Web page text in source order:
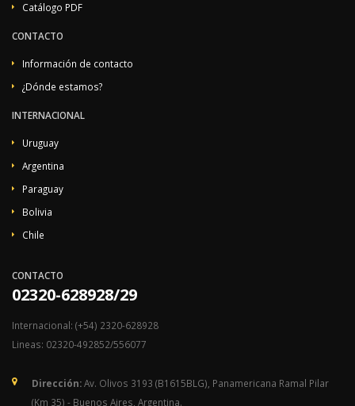
Catálogo PDF
CONTACTO
Información de contacto
¿Dónde estamos?
INTERNACIONAL
Uruguay
Argentina
Paraguay
Bolivia
Chile
CONTACTO
02320-628928/29
Internacional: (+54) 2320-628928
Lineas: 02320-492852/556077
Dirección:Av. Olivos 3193 (B1615BLG), Panamericana Ramal Pilar
(Km 35) - Buenos Aires, Argentina.